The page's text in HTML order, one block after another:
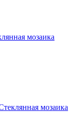
мозаика
мозаика